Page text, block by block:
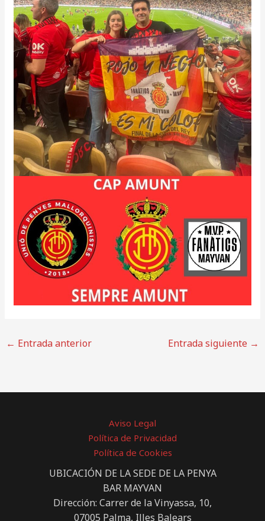
← Entrada anterior Entrada siguiente →
Aviso Legal
Política de Privacidad
Política de Cookies
UBICACIÓN DE LA SEDE DE LA PENYA
BAR MAYVAN
Dirección: Carrer de la Vinyassa, 10,
07005 Palma, Illes Balears